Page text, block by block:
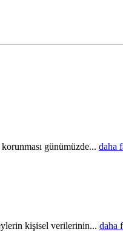
günümüzde... daha
kişisel verilerinin... daha